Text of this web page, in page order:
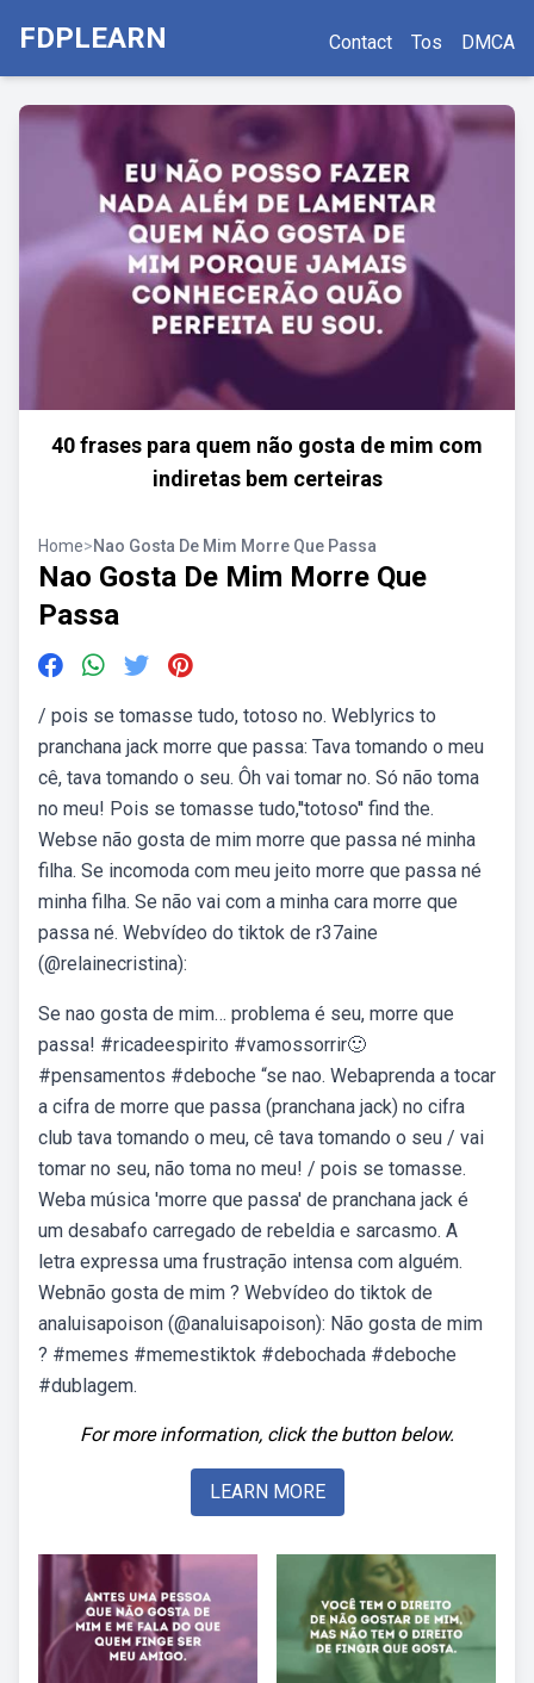
FDPLEARN Contact Tos DMCA
40 frases para quem não gosta de mim com
indiretas bem certeiras
Home>Nao Gosta De Mim Morre Que Passa
Nao Gosta De Mim Morre Que
Passa
/ pois se tomasse tudo, totoso no. Weblyrics to
pranchana jack morre que passa: Tava tomando o meu
cê, tava tomando o seu. Ôh vai tomar no. Só não toma
no meu! Pois se tomasse tudo,''totoso'' find the.
Webse não gosta de mim morre que passa né minha
filha. Se incomoda com meu jeito morre que passa né
minha filha. Se não vai com a minha cara morre que
passa né. Webvídeo do tiktok de r37aine
(@relainecristina):
Se nao gosta de mim… problema é seu, morre que
passa! #ricadeespirito #vamossorrir🙂
#pensamentos #deboche “se nao. Webaprenda a tocar
a cifra de morre que passa (pranchana jack) no cifra
club tava tomando o meu, cê tava tomando o seu / vai
tomar no seu, não toma no meu! / pois se tomasse.
Weba música 'morre que passa' de pranchana jack é
um desabafo carregado de rebeldia e sarcasmo. A
letra expressa uma frustração intensa com alguém.
Webnão gosta de mim ? Webvídeo do tiktok de
analuisapoison (@analuisapoison): Não gosta de mim
? #memes #memestiktok #debochada #deboche
#dublagem.
For more information, click the button below.
LEARN MORE